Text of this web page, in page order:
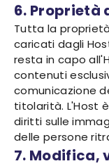
6. Proprietà
Tutta la
caricati dagli
resta in capo
contenuti
comunicazione
titolarità. L'Host
diritti sulle
delle persone
7. Modifica,